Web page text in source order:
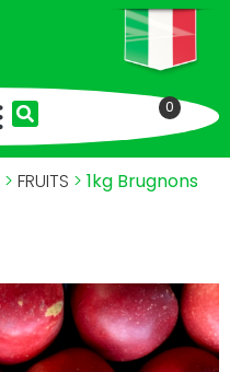
0
> FRUITS > 1kg Brugnons